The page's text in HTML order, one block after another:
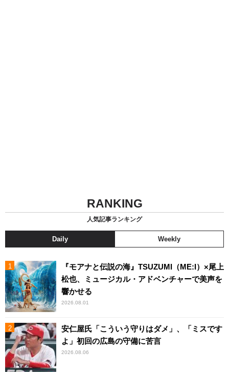
RANKING
人気記事ランキング
Daily Weekly
『モアナと伝説の海』TSUZUMI（ME:I）×尾上
松也、ミュージカル・アドベンチャーで美声を
響かせる
2026.08.01
安仁屋氏「こういう守りはダメ」、「ミスです
よ」初回の広島の守備に苦言
2026.08.06